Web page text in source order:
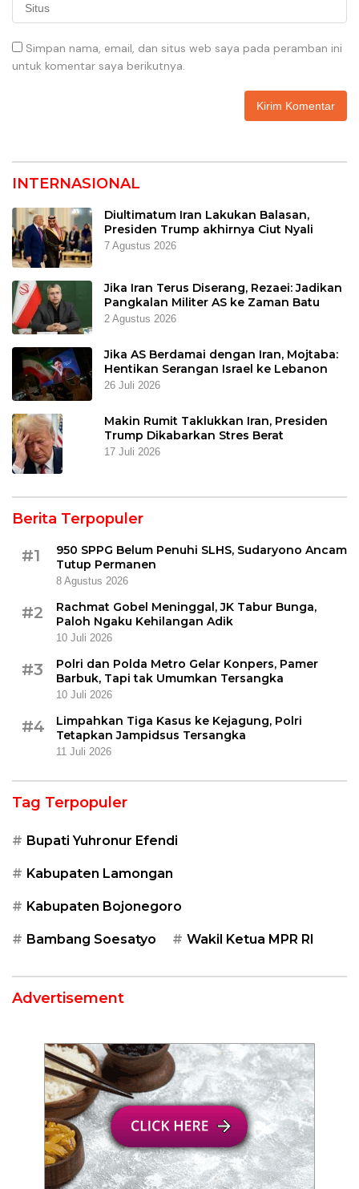
Simpan nama, email, dan situs web saya pada peramban ini
untuk komentar saya berikutnya.
INTERNASIONAL
Diultimatum Iran Lakukan Balasan,
Presiden Trump akhirnya Ciut Nyali
7 Agustus 2026
Jika Iran Terus Diserang, Rezaei: Jadikan
Pangkalan Militer AS ke Zaman Batu
2 Agustus 2026
Jika AS Berdamai dengan Iran, Mojtaba:
Hentikan Serangan Israel ke Lebanon
26 Juli 2026
Makin Rumit Taklukkan Iran, Presiden
Trump Dikabarkan Stres Berat
17 Juli 2026
Berita Terpopuler
#1
950 SPPG Belum Penuhi SLHS, Sudaryono Ancam
Tutup Permanen
8 Agustus 2026
#2
Rachmat Gobel Meninggal, JK Tabur Bunga,
Paloh Ngaku Kehilangan Adik
10 Juli 2026
#3
Polri dan Polda Metro Gelar Konpers, Pamer
Barbuk, Tapi tak Umumkan Tersangka
10 Juli 2026
#4
Limpahkan Tiga Kasus ke Kejagung, Polri
Tetapkan Jampidsus Tersangka
11 Juli 2026
Tag Terpopuler
Bupati Yuhronur Efendi
Kabupaten Lamongan
Kabupaten Bojonegoro
Bambang Soesatyo Wakil Ketua MPR RI
Advertisement